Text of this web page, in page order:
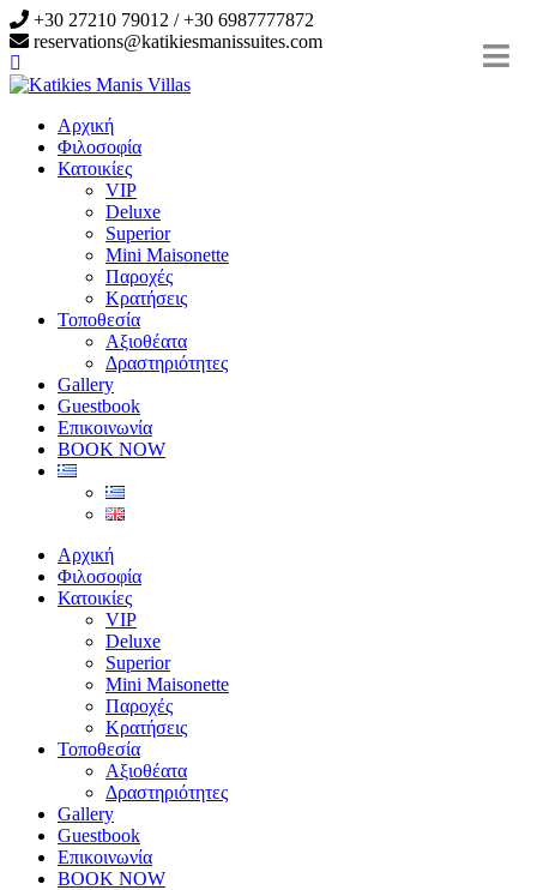
+30 27210 79012 / +30 6987777872
reservations@katikiesmanissuites.com
Αρχική
Φιλοσοφία
Κατοικίες
VIP
Deluxe
Superior
Mini Maisonette
Παροχές
Κρατήσεις
Τοποθεσία
Αξιοθέατα
Δραστηριότητες
Gallery
Guestbook
Επικοινωνία
BOOK NOW
Αρχική
Φιλοσοφία
Κατοικίες
VIP
Deluxe
Superior
Mini Maisonette
Παροχές
Κρατήσεις
Τοποθεσία
Αξιοθέατα
Δραστηριότητες
Gallery
Guestbook
Επικοινωνία
BOOK NOW